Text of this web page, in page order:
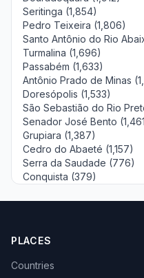
Seritinga (1,854)
Pedro Teixeira (1,806)
Santo Antônio do Rio
Turmalina (1,696)
Passabém (1,633)
Antônio Prado de Minas
Doresópolis (1,533)
São Sebastião do Rio
Senador José Bento
Grupiara (1,387)
Cedro do Abaeté (1,157)
Serra da Saudade (776)
Conquista (379)
PLACES
Countries